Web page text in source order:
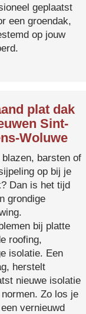
geplaatst
een groendak,
op jouw
plat dak
Sint-
Woluwe
barsten of
op bij je
Dan is het tijd
grondige
bij platte
roofing,
isolatie. Een
herstelt
nieuwe isolatie
Zo los je
vernieuwd